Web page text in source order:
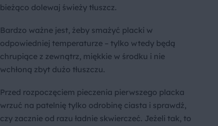
bieżąco dolewaj świeży tłuszcz.
Bardzo ważne jest, żeby smażyć placki w
odpowiedniej temperaturze – tylko wtedy będą
chrupiące z zewnątrz, miękkie w środku i nie
wchłoną zbyt dużo tłuszczu.
Przed rozpoczęciem pieczenia pierwszego placka
wrzuć na patelnię tylko odrobinę ciasta i sprawdź,
czy zacznie od razu ładnie skwierczeć. Jeżeli tak, to